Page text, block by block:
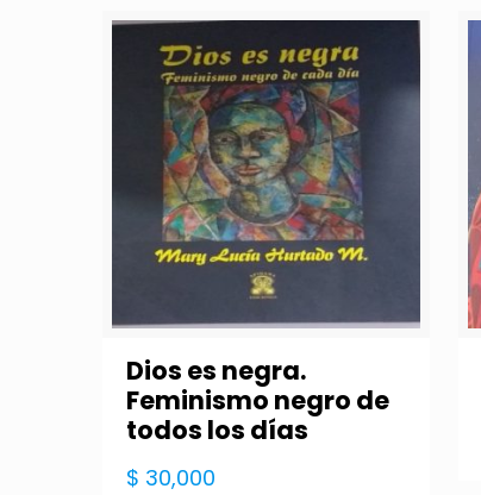
Dios es negra.
Feminismo negro de
todos los días
$ 30,000